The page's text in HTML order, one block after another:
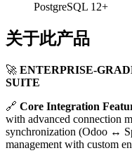
PostgreSQL 12+
关于此产品
🚀 ENTERPRISE-
SUITE
🔗 Core Integration
with advanced connection
synchronization (Odoo ↔
management with custom